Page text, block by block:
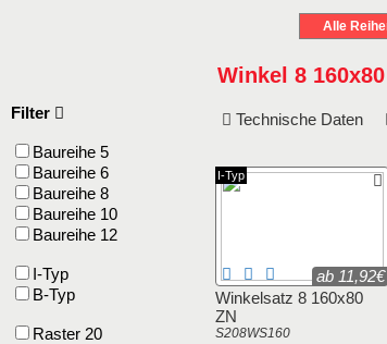
Alle
Winkel 8
Technische Daten
Winkelsatz 8 160x80
ZN
S208WS160
ab 11,92€
I-Typ
Filter
Baureihe 5
Baureihe 6
Baureihe 8
Baureihe 10
Baureihe 12
I-Typ
B-Typ
Raster 20